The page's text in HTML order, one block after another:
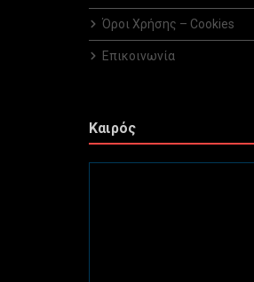
Όροι Χρήσης – Cookies
Επικοινωνία
Καιρός